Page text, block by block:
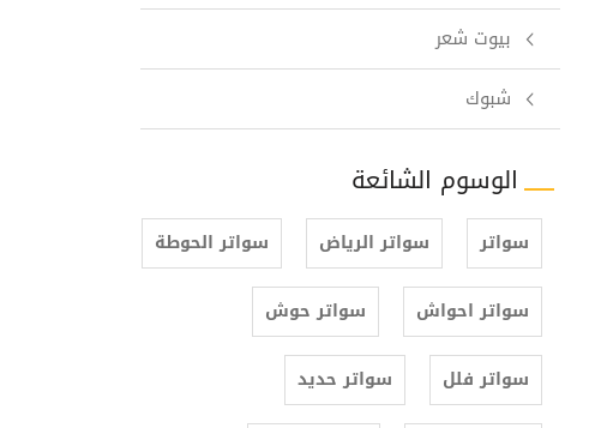
بيوت شعر
شبوك
الوسوم الشائعة
سواتر سواتر الرياض سواتر الحوطة
سواتر احواش سواتر حوش
سواتر فلل سواتر حديد